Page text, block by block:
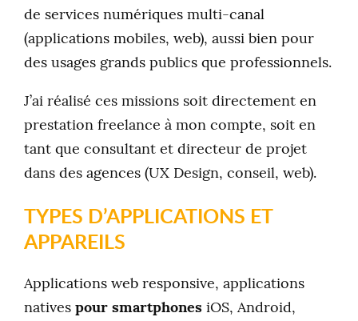
de services numériques multi-canal
(applications mobiles, web), aussi bien pour
des usages grands publics que professionnels.
J’ai réalisé ces missions soit directement en
prestation freelance à mon compte, soit en
tant que consultant et directeur de projet
dans des agences (UX Design, conseil, web).
TYPES D’APPLICATIONS ET
APPAREILS
Applications web responsive, applications
nativespour smartphones iOS, Android,